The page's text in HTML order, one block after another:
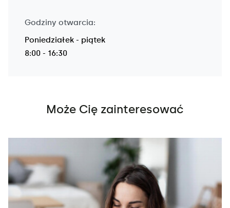
Godziny otwarcia:
Poniedziałek - piątek
8:00 - 16:30
Może Cię zainteresować